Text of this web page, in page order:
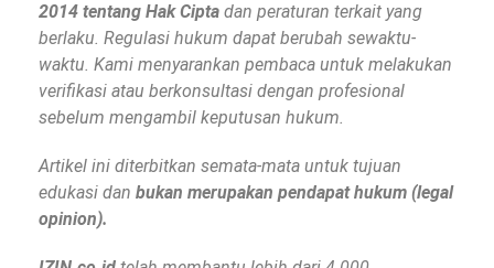
2014 tentang Hak Cipta dan peraturan terkait yang
berlaku. Regulasi hukum dapat berubah sewaktu-
waktu. Kami menyarankan pembaca untuk melakukan
verifikasi atau berkonsultasi dengan profesional
sebelum mengambil keputusan hukum.
Artikel ini diterbitkan semata-mata untuk tujuan
edukasi dan bukan merupakan pendapat hukum (legal
opinion).